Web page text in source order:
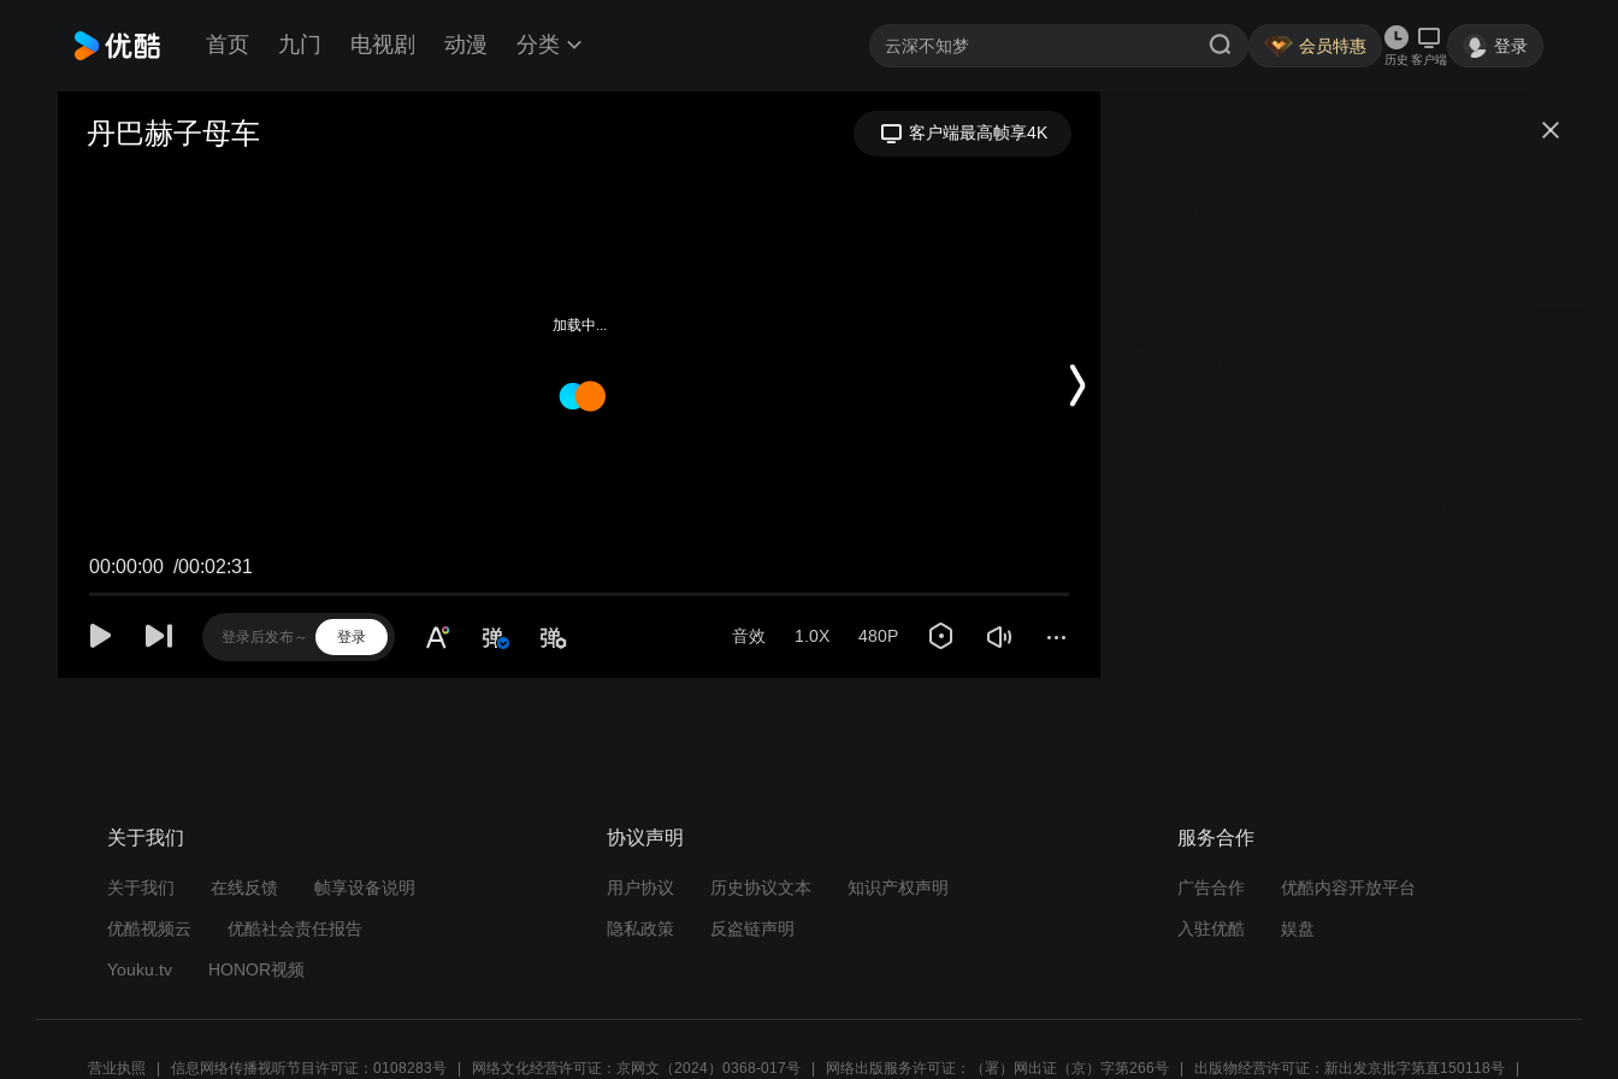
首页 九门 电视剧 动漫 分类 会员特惠
历史 客户端
登录
丹巴赫子母车 客户端最高帧享4K
00:00:00 /00:02:31
登录 音效 1.0X 480P
加载中...
母车系统在冷链仓储立库中
关于我们
关于我们 在线反馈 帧享设备说明
优酷视频云 优酷社会责任报告
Youku.tv HONOR视频
协议声明
用户协议 历史协议文本 知识产权声明
隐私政策 反盗链声明
服务合作
广告合作 优酷内容开放平台
入驻优酷 娱盘
营业执照 信息网络传播视听节目许可证：0108283号 网络文化经营许可证：京网文（2024）0368-017号 网络出版服务许可证：（署）网出证（京）字第266号 出版物经营许可证：新出发京批字第直150118号